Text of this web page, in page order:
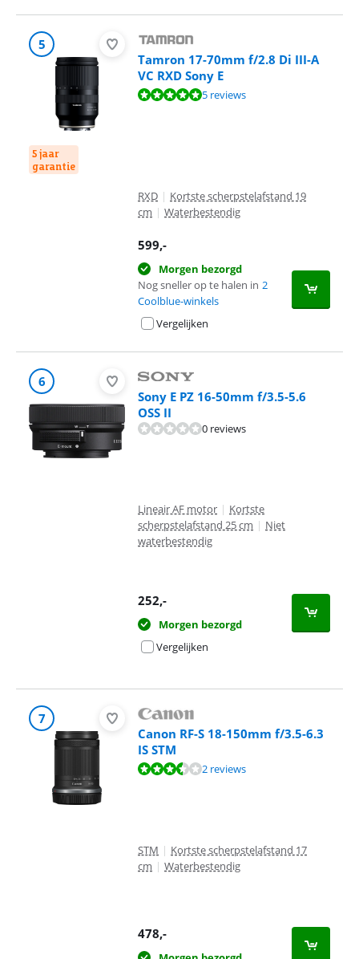
5
5 jaar
garantie
Tamron 17-70mm f/2.8 Di III-A
VC RXD Sony E
Beoordeling is 9,7 van de 10, gebaseerd op 5 reviews.
5 reviews
RXD | Kortste scherpstelafstand 19
cm | Waterbestendig
599,-
Morgen bezorgd
Nog sneller op te halen in 2
Coolblue-winkels
Vergelijken
6
Sony E PZ 16-50mm f/3.5-5.6
OSS II
0 reviews
Lineair AF motor | Kortste
scherpstelafstand 25 cm | Niet
waterbestendig
252,-
Morgen bezorgd
Vergelijken
7
Canon RF-S 18-150mm f/3.5-6.3
IS STM
Beoordeling is 6,5 van de 10, gebaseerd op 2 reviews.
2 reviews
STM | Kortste scherpstelafstand 17
cm | Waterbestendig
478,-